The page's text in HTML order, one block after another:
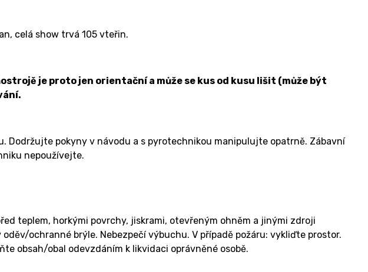
celá show trvá 105 vteřin.
je proto jen orientační a může se kus od kusu lišit (může být
Dodržujte pokyny v návodu a s pyrotechnikou manipulujte opatrně. Zábavní
nepoužívejte.
teplem, horkými povrchy, jiskrami, otevřeným ohněm a jinými zdroji
ochranné brýle. Nebezpečí výbuchu. V případě požáru: vykliďte prostor.
obsah/obal odevzdáním k likvidaci oprávněné osobě.